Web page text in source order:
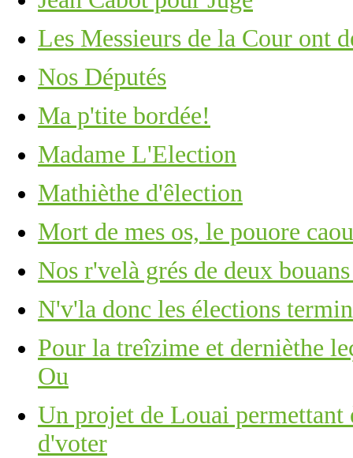
Les Messieurs de la Cour ont
Nos Députés
Ma p'tite bordée!
Madame L'Election
Mathièthe d'êlection
Mort de mes os, le pouore
Nos r'velà grés de deux
N'v'la donc les élections
Pour la treîzime et dernièthe
Ou
Un projet de Louai permettant
d'voter